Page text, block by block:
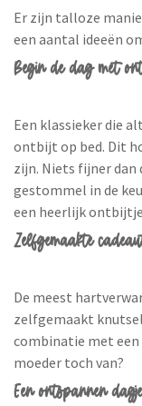
Er zijn talloze
een aantal ideeën
Begin de dag met
Een klassieker die
ontbijt op bed. Dit
zijn. Niets fijner dan
gestommel in de
een heerlijk
Zelfgemaakte
De meest
zelfgemaakt
combinatie met een
moeder toch van?
Een ontspannen dagje